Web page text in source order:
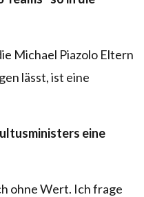
Michael Piazolo Eltern
lässt, ist eine
eine
ohne Wert. Ich frage